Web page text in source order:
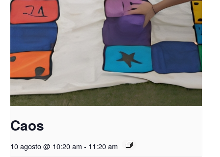
Caos
10 agosto @ 10:20 am - 11:20 am